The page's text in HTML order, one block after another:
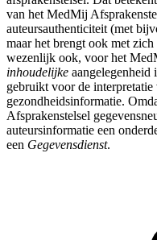
van het MedMij
auteursauthenticiteit (met
maar het brengt ook met
wezenlijk ook, voor het
inhoudelijke
gebruikt voor de interpretatie
gezondheidsinformatie.
Afsprakenstelsel
auteursinformatie een
een Gegevensdienst.